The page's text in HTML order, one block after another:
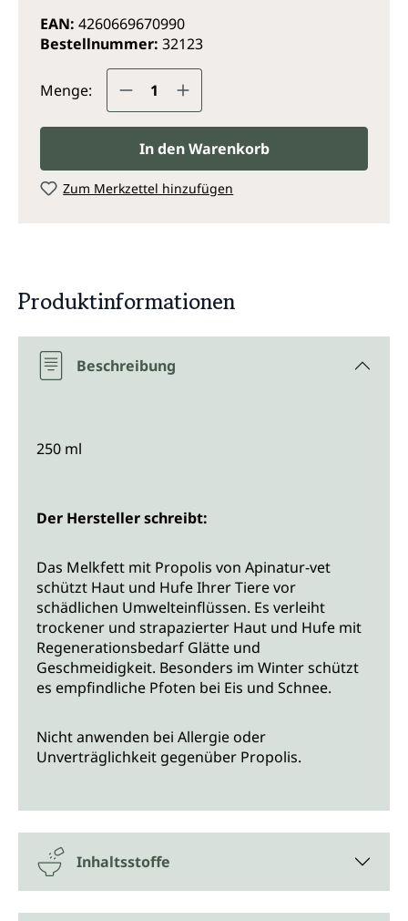
EAN: 4260669670990
Bestellnummer: 32123
Menge: Produkt Anzahl: Gib den
In den Warenkorb
Zum Merkzettel hinzufügen
Produktinformationen
Beschreibung
250 ml
Der Hersteller schreibt:
Das Melkfett mit Propolis von Apinatur-vet
schützt Haut und Hufe Ihrer Tiere vor
schädlichen Umwelteinflüssen. Es verleiht
trockener und strapazierter Haut und Hufe mit
Regenerationsbedarf Glätte und
Geschmeidigkeit. Besonders im Winter schützt
es empfindliche Pfoten bei Eis und Schnee.
Nicht anwenden bei Allergie oder
Unverträglichkeit gegenüber Propolis.
Inhaltsstoffe